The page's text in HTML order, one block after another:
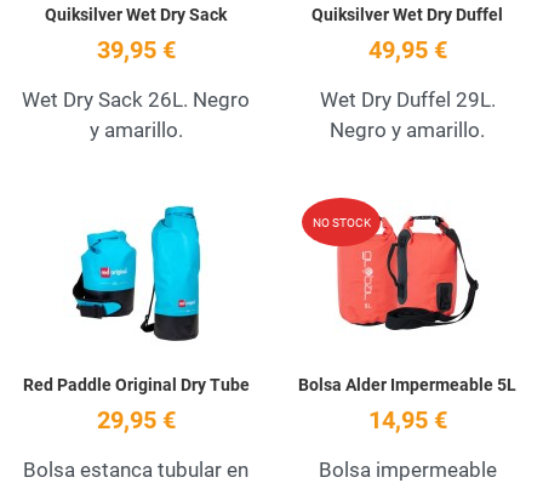
Quiksilver Wet Dry Sack
39,95 €
Wet Dry Sack 26L. Negro
y amarillo.
Quiksilver Wet Dry Duffel
49,95 €
Wet Dry Duffel 29L.
Negro y amarillo.
Add to Wishlist
Quick View
Red Paddle Original Dry Tube
29,95 €
Bolsa estanca tubular en
NO STOCK
Bolsa Alder Impermeable 5L
14,95 €
Bolsa impermeable